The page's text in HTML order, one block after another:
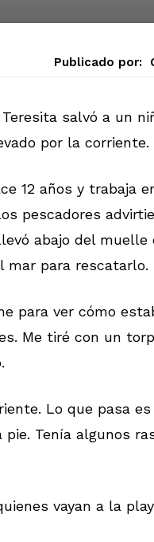
Publicado por:
salvó a un
por la corriente.
12 años y trabaja
pescadores
abajo del
mar para rescatarlo.
para ver cómo
Me tiré con un
Lo que pasa
Tenía algunos
vayan a la